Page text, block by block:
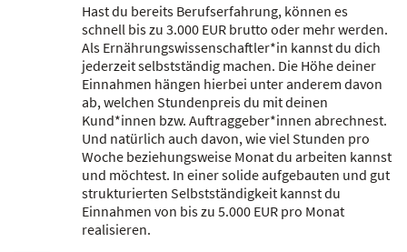
Hast du bereits Berufserfahrung, können es
schnell bis zu 3.000 EUR brutto oder mehr werden.
Als Ernährungswissenschaftler*in kannst du dich
jederzeit selbstständig machen. Die Höhe deiner
Einnahmen hängen hierbei unter anderem davon
ab, welchen Stundenpreis du mit deinen
Kund*innen bzw. Auftraggeber*innen abrechnest.
Und natürlich auch davon, wie viel Stunden pro
Woche beziehungsweise Monat du arbeiten kannst
und möchtest. In einer solide aufgebauten und gut
strukturierten Selbstständigkeit kannst du
Einnahmen von bis zu 5.000 EUR pro Monat
realisieren.